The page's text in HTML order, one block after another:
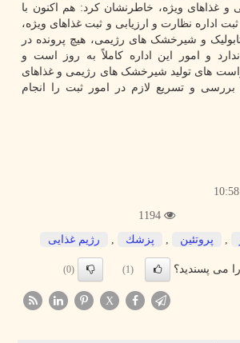
غذاهای ویژه، خاطرنشان کرد: هم اکنون با
اداره نظارت و ارزیابی و ثبت غذاهای ویژه،
و شیرخشک های رژیمی، هیچ پرونده در
و امور این اداره کاملاً به روز است و
های تولید شیرخشک های رژیمی و غذاهای
و تسریع لازم در امور ثبت را انجام
, پروتئین , پزشك , رژیم غذایی
می پسندید؟ (1)
(0)
X